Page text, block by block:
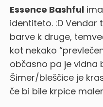
Essence Bashful
identiteto. :D Vendar
barve k druge,
kot nekako
občasno pa je vidna
Šimer/bleščice je
če bi bile krpice